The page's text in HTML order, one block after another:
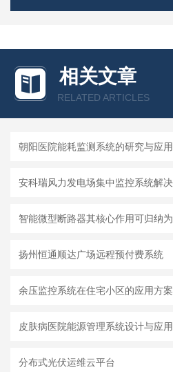
相关文章
RELATED ARTICLES
朝阳医院能耗监测系统的研究与应用
扬州恒通顺达广场远程预付费系统
余压监控系统在住宅小区的应用方案
皮肤病医院能源管理系统设计与应用
分布式光伏运维云平台